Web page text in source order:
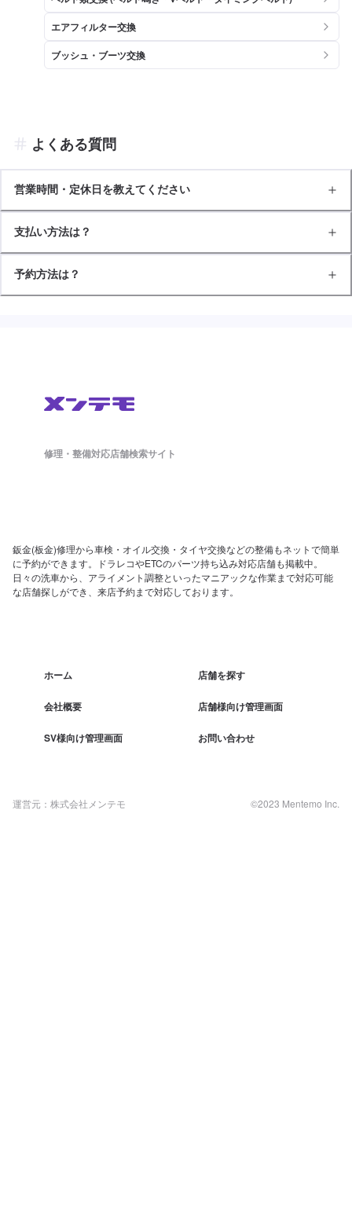
エアフィルター交換
ブッシュ・ブーツ交換
よくある質問
営業時間・定休日を教えてください
支払い方法は？
予約方法は？
修理・整備対応店舗検索サイト
鈑金(板金)修理から車検・オイル交換・タイヤ交換などの整備もネットで簡単
に予約ができます。ドラレコやETCのパーツ持ち込み対応店舗も掲載中。
日々の洗車から、アライメント調整といったマニアックな作業まで対応可能
な店舗探しができ、来店予約まで対応しております。
ホーム 店舗を探す
会社概要 店舗様向け管理画面
SV様向け管理画面 お問い合わせ
運営元：株式会社メンテモ ©2023 Mentemo Inc.